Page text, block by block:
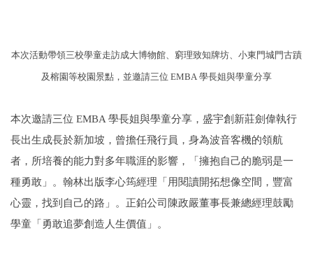
本次活動帶領三校學童走訪成大博物館、窮理致知牌坊、小東門城門古蹟
及榕園等校園景點，並邀請三位 EMBA 學長姐與學童分享
本次邀請三位 EMBA 學長姐與學童分享，盛宇創新莊劍偉執行
長出生成長於新加坡，曾擔任飛行員，身為波音客機的領航
者，所培養的能力對多年職涯的影響，「擁抱自己的脆弱是一
種勇敢」。翰林出版李心筠經理「用閱讀開拓想像空間，豐富
心靈，找到自己的路」。正鉑公司陳政嚴董事長兼總經理鼓勵
學童「勇敢追夢創造人生價值」。